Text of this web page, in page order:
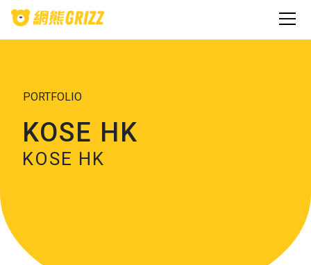
PORTFOLIO
KOSE HK
KOSE HK